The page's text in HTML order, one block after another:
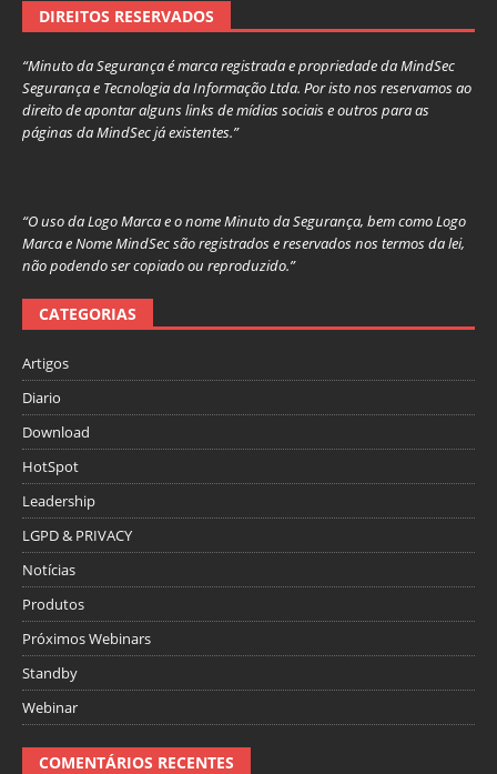
DIREITOS RESERVADOS
“Minuto da Segurança é marca registrada e propriedade da MindSec
Segurança e Tecnologia da Informação Ltda. Por isto nos reservamos ao
direito de apontar alguns links de mídias sociais e outros para as
páginas da MindSec já existentes.”
“O uso da Logo Marca e o nome Minuto da Segurança, bem como Logo
Marca e Nome MindSec são registrados e reservados nos termos da lei,
não podendo ser copiado ou reproduzido.”
CATEGORIAS
Artigos
Diario
Download
HotSpot
Leadership
LGPD & PRIVACY
Notícias
Produtos
Próximos Webinars
Standby
Webinar
COMENTÁRIOS RECENTES